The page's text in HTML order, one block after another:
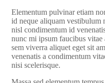
Elementum pulvinar etiam
id neque aliquam vestibulum
nisl condimentum id
nunc mi ipsum faucibus vitae
sem viverra aliquet eget sit
venenatis a condimentum
nisi scelerisque.